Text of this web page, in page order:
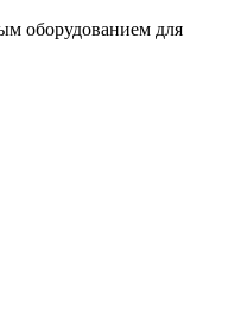
оборудованием для